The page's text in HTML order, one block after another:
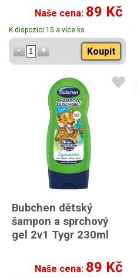
Naše cena: 89 Kč
K dispozici 15 a více ks
Koupit
Bubchen dětský
šampon a sprchový
gel 2v1 Tygr 230ml
Naše cena: 89 Kč